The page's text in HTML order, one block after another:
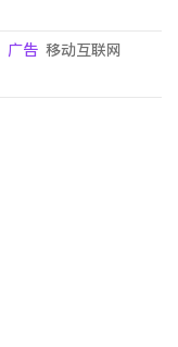
广告 移动互联网